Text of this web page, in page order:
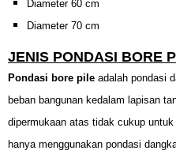
Diameter 60 cm
Diameter 70 cm
JENIS PONDASI BORE
Pondasi bore pile adalah pondasi
beban bangunan kedalam lapisan
dipermukaan atas tidak cukup
hanya menggunakan pondasi